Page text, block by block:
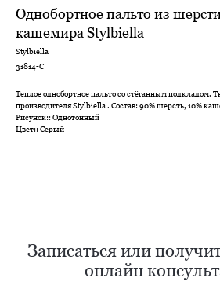
Однобортное пальто из
кашемира Stylbiella
Stylbiella
31814-С
Теплое однобортное пальто со стёганным подкладом.
производителя Stylbiella . Состав: 90% шерсть, 10%
Рисунок:: Однотонный
Цвет:: Серый
Записаться или
онлайн